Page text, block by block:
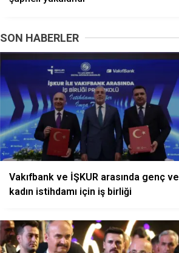
SON HABERLER
Vakıfbank ve İŞKUR arasında genç ve
kadın istihdamı için iş birliği